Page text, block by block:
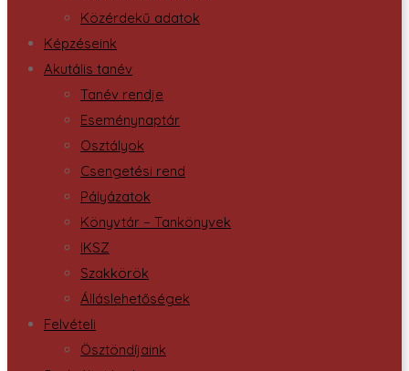
Közérdekű adatok
Képzéseink
Akutális tanév
Tanév rendje
Eseménynaptár
Osztályok
Csengetési rend
Pályázatok
Könyvtár – Tankönyvek
IKSZ
Szakkörök
Álláslehetőségek
Felvételi
Ösztöndíjaink